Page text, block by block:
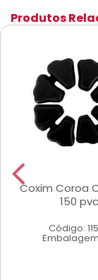
Produtos
Coxim Coroa
150 pvc
Código: